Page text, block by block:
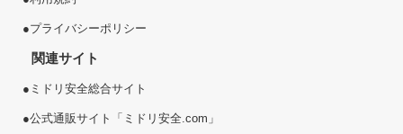
●プライバシーポリシー
関連サイト
● ミドリ安全総合サイト
●公式通販サイト「ミドリ安全.com」